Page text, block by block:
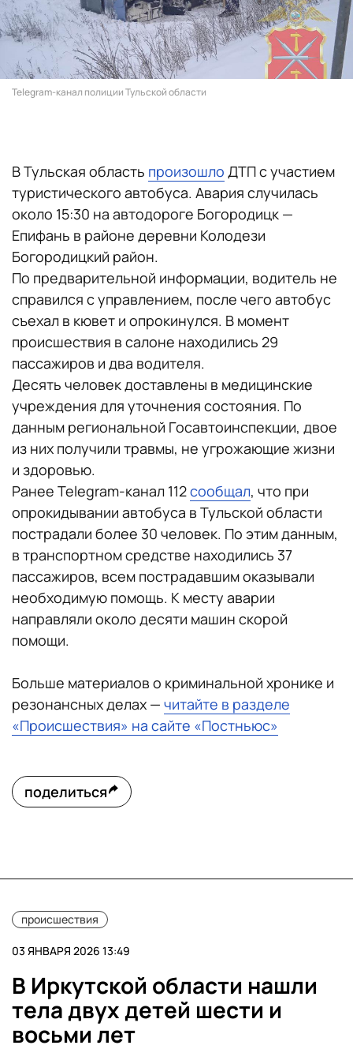
Telegram-канал полиции Тульской области
В Тульская область произошло ДТП с участием
туристического автобуса. Авария случилась
около 15:30 на автодороге Богородицк —
Епифань в районе деревни Колодези
Богородицкий район.
По предварительной информации, водитель не
справился с управлением, после чего автобус
съехал в кювет и опрокинулся. В момент
происшествия в салоне находились 29
пассажиров и два водителя.
Десять человек доставлены в медицинские
учреждения для уточнения состояния. По
данным региональной Госавтоинспекции, двое
из них получили травмы, не угрожающие жизни
и здоровью.
Ранее Telegram-канал 112сообщал, что при
опрокидывании автобуса в Тульской области
пострадали более 30 человек. По этим данным,
в транспортном средстве находились 37
пассажиров, всем пострадавшим оказывали
необходимую помощь. К месту аварии
направляли около десяти машин скорой
помощи.
Больше материалов о криминальной хронике и
резонансных делах — читайте в разделе
«Происшествия» на сайте «Постньюс»
поделиться
происшествия
03 ЯНВАРЯ 2026 13:49
В Иркутской области нашли
тела двух детей шести и
восьми лет